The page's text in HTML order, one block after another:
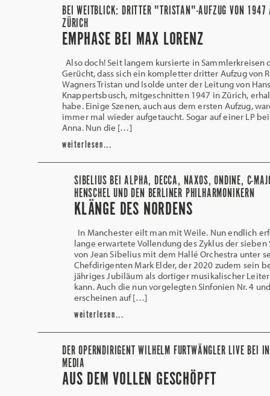
BEI WEITBLICK: DRITTER "TRISTAN"-AUFZUG VON 1947
ZÜRICH
EMPHASE BEI MAX LORENZ
Also doch! Seit langem kursierte in Sammlerkreisen
Gerücht, dass sich ein kompletter dritter Aufzug von
Wagners Tristan und Isolde unter der Leitung von
Knappertsbusch, mitgeschnitten 1947 in Zürich,
habe. Einige Szenen, auch aus dem ersten Aufzug,
immer mal wieder aufgetaucht. Sogar auf einer LP
Anna. Nun die […]
weiterlesen...
SIBELIUS BEI ALPHA, DECCA, NAXOS, ONDINE, C-
HENSCHEL UND DEN BERLINER PHILHARMONIKERN
KLÄNGE DES NORDENS
In Manchester eilt man mit Weile. Nun endlich
lange erwartete Vollendung des Zyklus der sieben
von Jean Sibelius mit dem Hallé Orchestra unter
Chefdirigenten Mark Elder, der 2020 zudem sein
jähriges Jubiläum als dortiger musikalischer
kann. Auch die nun vorgelegten Sinfonien Nr. 4
erscheinen auf […]
weiterlesen...
DER OPERNDIRIGENT WILHELM FURTWÄNGLER LIVE BEI
MEDIA
AUS DEM VOLLEN GESCHÖPFT